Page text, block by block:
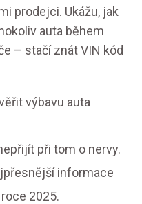
prodejci. Ukážu, jak
auta během
– stačí znát VIN kód
výbavu auta
při tom o nervy.
informace
2025.